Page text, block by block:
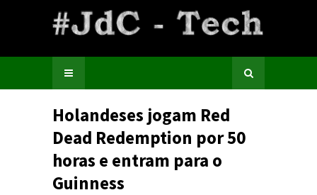
Holandeses jogam Red
Dead Redemption por 50
horas e entram para o
Guinness